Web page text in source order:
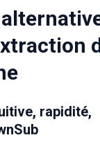
rapidité,